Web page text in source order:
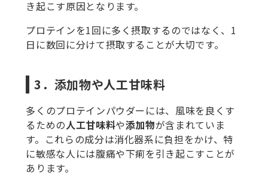
き起こす原因となります。
プロテインを1回に多く摂取するのではなく、1
日に数回に分けて摂取することが大切です。
3．添加物や人工甘味料
多くのプロテインパウダーには、風味を良くす
るための人工甘味料や添加物が含まれていま
す。これらの成分は消化器系に負担をかけ、特
に敏感な人には腹痛や下痢を引き起こすことが
あります。